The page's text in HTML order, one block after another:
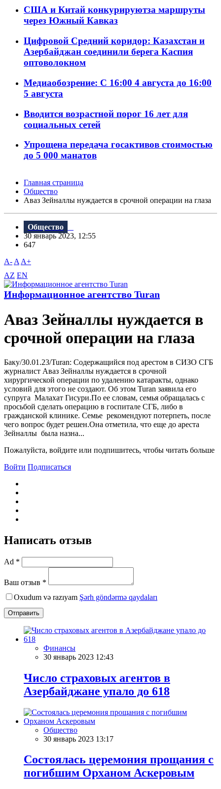
США и Китай конкурируютза маршруты
через Южный Кавказ
Цифровой Средний коридор: Казахстан и
Азербайджан соединили берега Каспия
оптоволокном
Медиаобозрение: С 16:00 4 августа до 16:00
5 августа
Вводится возрастной порог 16 лет для
социальных сетей
Упрощена передача госактивов стоимостью
до 5 000 манатов
Главная страница
Общество
Аваз Зейналлы нуждается в срочной операции на глаза
Общество
30 январь 2023, 12:55
647
A- A A+
AZ EN
Информационное агентство Turan
Аваз Зейналлы нуждается в
срочной операции на глаза
Баку/30.01.23/Turan: Содержащийся под арестом в СИЗО СГБ
журналист Аваз Зейналлы нуждается в срочной
хирургической операции по удалению катаракты, однако
условий для этого не создают. Об этом Turan заявила его
супруга Малахат Гисури.По ее словам, семья обращалась с
просьбой сделать операцию в госпитале СГБ, либо в
гражданской клинике. Семье рекомендуют потерпеть, после
чего вопрос будет решен.Она отметила, что еще до ареста
Зейналлы была назна...
Пожалуйста, войдите или подпишитесь, чтобы читать больше
Войти Подписаться
Написать отзыв
Ad *
Ваш отзыв *
Oxudum və razıyam Şərh göndərmə qaydaları
Отправить
Финансы
30 январь 2023 12:43
Число страховых агентов в
Азербайджане упало до 618
Общество
30 январь 2023 13:17
Состоялась церемония прощания с
погибшим Орханом Аскеровым